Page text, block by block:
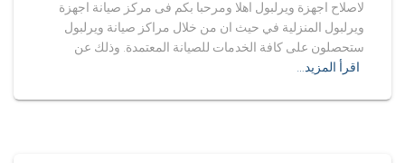
لاصلاح اجهزة ويرلبول اهلا ومرحبا بكم فى مركز صيانة اجهزة
ويرلبول المنزلية في حيث ان من خلال مراكز صيانة ويرلبول
ستحصلون على كافة الخدمات للصيانة المعتمدة. وذلك عن
اقرأ المزيد…